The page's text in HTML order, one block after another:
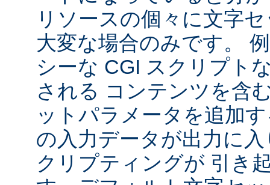
リソースの個々に文字
大変な場合のみです。
シーな CGI スクリプト
される コンテンツを含
ットパラメータを追加
の入力データが出力に
クリプティングが 引き